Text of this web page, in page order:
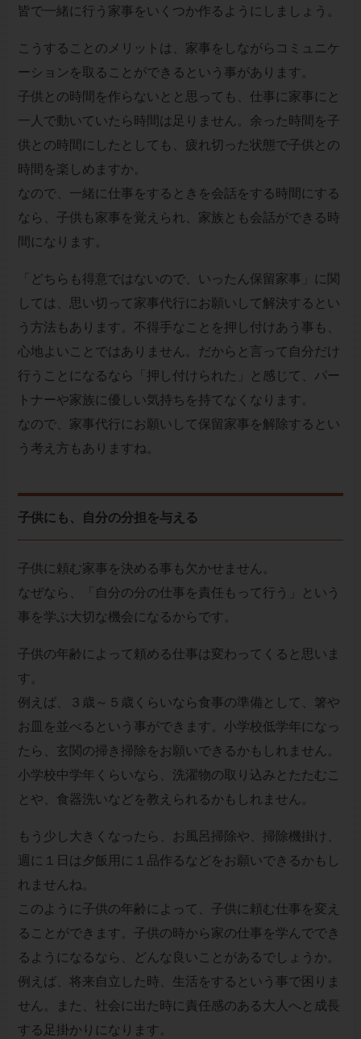
皆で一緒に行う家事をいくつか作るようにしましょう。
こうすることのメリットは、家事をしながらコミュニケ
ーションを取ることができるという事があります。
子供との時間を作らないとと思っても、仕事に家事にと
一人で動いていたら時間は足りません。余った時間を子
供との時間にしたとしても、疲れ切った状態で子供との
時間を楽しめますか。
なので、一緒に仕事をするときを会話をする時間にする
なら、子供も家事を覚えられ、家族とも会話ができる時
間になります。
「どちらも得意ではないので、いったん保留家事」に関
しては、思い切って家事代行にお願いして解決するとい
う方法もあります。不得手なことを押し付けあう事も、
心地よいことではありません。だからと言って自分だけ
行うことになるなら「押し付けられた」と感じて、パー
トナーや家族に優しい気持ちを持てなくなります。
なので、家事代行にお願いして保留家事を解除するとい
う考え方もありますね。
子供にも、自分の分担を与える
子供に頼む家事を決める事も欠かせません。
なぜなら、「自分の分の仕事を責任もって行う」という
事を学ぶ大切な機会になるからです。
子供の年齢によって頼める仕事は変わってくると思いま
す。
例えば、３歳～５歳くらいなら食事の準備として、箸や
お皿を並べるという事ができます。小学校低学年になっ
たら、玄関の掃き掃除をお願いできるかもしれません。
小学校中学年くらいなら、洗濯物の取り込みとたたむこ
とや、食器洗いなどを教えられるかもしれません。
もう少し大きくなったら、お風呂掃除や、掃除機掛け、
週に１日は夕飯用に１品作るなどをお願いできるかもし
れませんね。
このように子供の年齢によって、子供に頼む仕事を変え
ることができます。子供の時から家の仕事を学んででき
るようになるなら、どんな良いことがあるでしょうか。
例えば、将来自立した時、生活をするという事で困りま
せん。また、社会に出た時に責任感のある大人へと成長
する足掛かりになります。